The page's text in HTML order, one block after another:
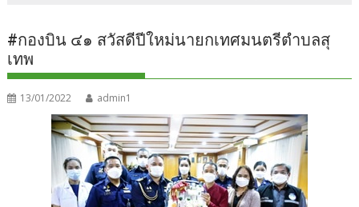
#กองบิน ๔๑ สวัสดีปีใหม่นายกเทศมนตรีตำบลสุ
เทพ
13/01/2022 admin1